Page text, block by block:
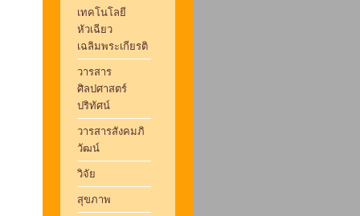
เทคโนโลยี
หัวเฉียว
เฉลิมพระเกียรติ
วารสาร
ศิลปศาสตร์
ปริทัศน์
วารสารสังคมภิ
วัฒน์
วิจัย
สุขภาพ